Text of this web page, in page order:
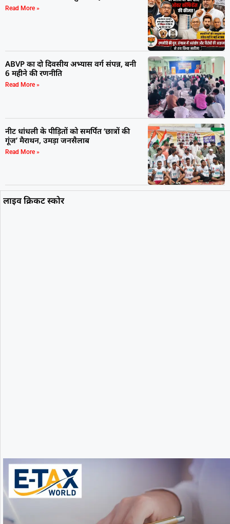
Read More »
ABVP का दो दिवसीय अभ्यास वर्ग संपन्न, बनी
6 महीने की रणनीति
Read More »
नीट धांधली के पीड़ितों को समर्पित ‘छात्रों की
गूंज’ मैराथन, उमड़ा जनसैलाब
Read More »
लाइव क्रिकट स्कोर